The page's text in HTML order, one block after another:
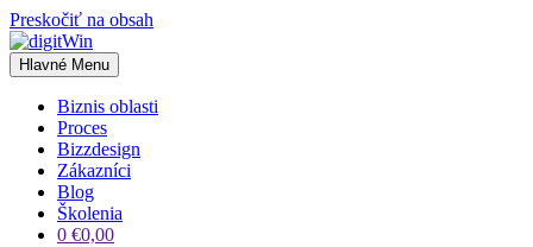
Preskočiť na obsah
Hlavné Menu
Biznis oblasti
Proces
Bizzdesign
Zákazníci
Blog
Školenia
0 €0,00